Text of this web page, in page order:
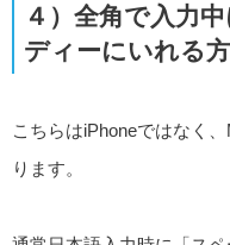
４）全角で入力
ディーにいれる
こちらはiPhoneではなく
ります。